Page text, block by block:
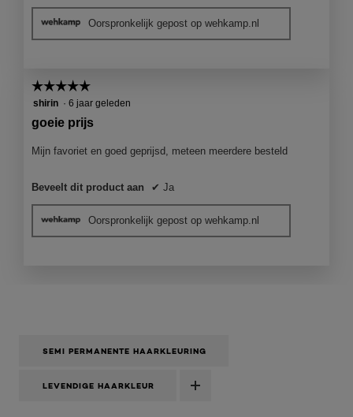
Oorspronkelijk gepost op wehkamp.nl
☆☆☆☆☆
☆☆☆☆☆
5
5
sterren.
shirin · 6 jaar geleden
goeie prijs
Mijn favoriet en goed geprijsd, meteen meerdere besteld
Beveelt dit product aan ✔ Ja
Oorspronkelijk gepost op wehkamp.nl
SEMI PERMANENTE HAARKLEURING
LEVENDIGE HAARKLEUR